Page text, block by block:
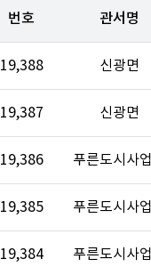
번호 관서명
19,388 신광면
19,387 신광면
19,386 푸른도시사
19,385 푸른도시사
19,384 푸른도시사